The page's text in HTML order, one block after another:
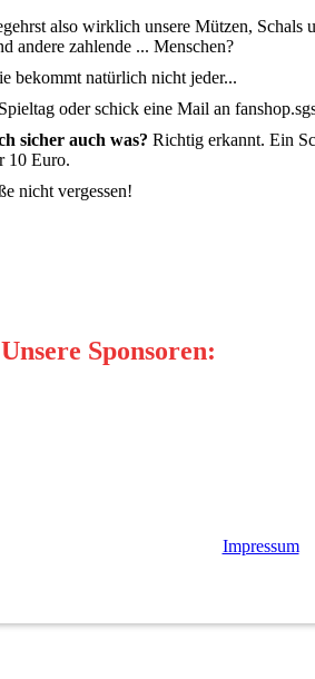
also wirklich unsere Mützen, Schals
andere zahlende ... Menschen?
bekommt natürlich nicht jeder...
oder schick eine Mail an
sicher auch was? Richtig erkannt. Ein
10 Euro.
nicht vergessen!
Unsere Sponsoren:
Impressum